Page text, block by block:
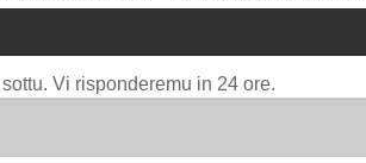
Vi risponderemu in 24 ore.